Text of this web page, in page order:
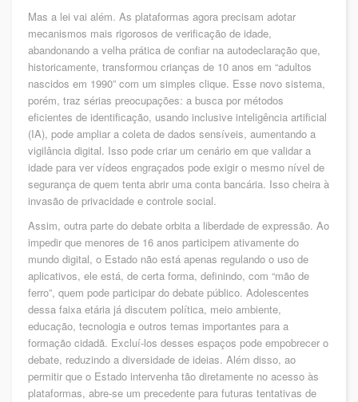
Mas a lei vai além. As plataformas agora precisam adotar
mecanismos mais rigorosos de verificação de idade,
abandonando a velha prática de confiar na autodeclaração que,
historicamente, transformou crianças de 10 anos em “adultos
nascidos em 1990” com um simples clique. Esse novo sistema,
porém, traz sérias preocupações: a busca por métodos
eficientes de identificação, usando inclusive inteligência artificial
(IA), pode ampliar a coleta de dados sensíveis, aumentando a
vigilância digital. Isso pode criar um cenário em que validar a
idade para ver vídeos engraçados pode exigir o mesmo nível de
segurança de quem tenta abrir uma conta bancária. Isso cheira à
invasão de privacidade e controle social.
Assim, outra parte do debate orbita a liberdade de expressão. Ao
impedir que menores de 16 anos participem ativamente do
mundo digital, o Estado não está apenas regulando o uso de
aplicativos, ele está, de certa forma, definindo, com “mão de
ferro”, quem pode participar do debate público. Adolescentes
dessa faixa etária já discutem política, meio ambiente,
educação, tecnologia e outros temas importantes para a
formação cidadã. Excluí-los desses espaços pode empobrecer o
debate, reduzindo a diversidade de ideias. Além disso, ao
permitir que o Estado intervenha tão diretamente no acesso às
plataformas, abre-se um precedente para futuras tentativas de